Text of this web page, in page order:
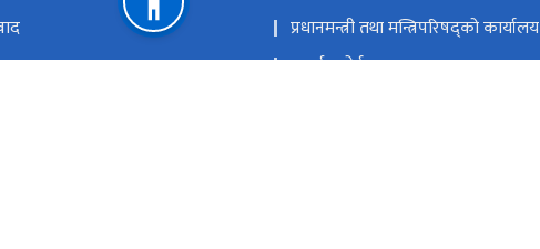
प्रधानमन्त्री तथा मन्त्रिपरिषद्को कार्यालय
तथा सामान्य प्रशासन मन्त्रालय
इआईए पोर्टल